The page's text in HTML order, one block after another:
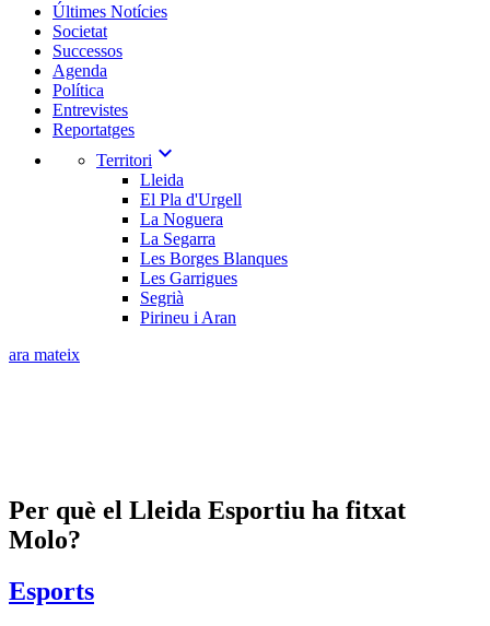
Últimes Notícies
Societat
Successos
Agenda
Política
Entrevistes
Reportatges
Territori expand_more
Lleida
El Pla d'Urgell
La Noguera
La Segarra
Les Borges Blanques
Les Garrigues
Segrià
Pirineu i Aran
ara mateix
Per què el Lleida Esportiu ha fitxat
Molo?
Esports